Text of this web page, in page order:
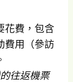
花費，包含
費用（參訪
往返機票